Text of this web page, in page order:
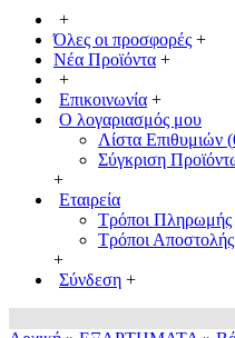
+
Όλες οι προσφορές +
Νέα Προϊόντα +
+
Επικοινωνία +
Ο λογαριασμός μου
Λίστα Επιθυμιών (
Σύγκριση
+
Εταιρεία
Τρόποι Πληρωμής
Τρόποι
+
Σύνδεση +